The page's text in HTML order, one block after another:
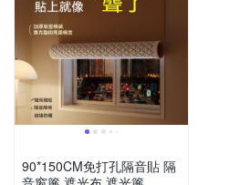
90*150CM免打孔隔音貼 隔